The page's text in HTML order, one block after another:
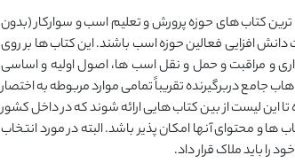
از مشهورترین و خوشنام ترین کتاب های حوزه پرورش و تعلیم اسب و سوارکار (بدون
افزایی فعالین حوزه اسب باشند. این کتاب ها بر روی
و مراقبت و حمل و نقل اسب ها، اصول اولیه و اساسی
جامع دربرگیرنده تقریباً تمامی موارد مربوطه به اختصار
لیست از بین کتاب هایی ارائه شوند که در داخل کشور
ها و محتوای آنها امکان پذیر باشد. البته در مورد انتخاب
باید ملاک قرار داد.